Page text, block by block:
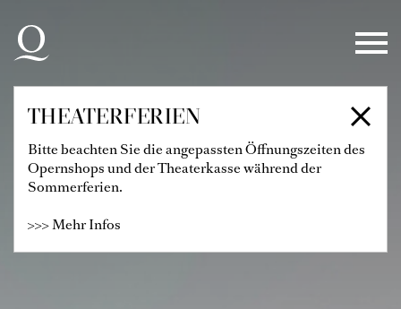
Zur Hauptnavigation springen
Zum Hauptinhalt springen
Zum Footer springen
THEATERFERIEN
Bitte beachten Sie die angepassten Öffnungszeiten des
Opernshops und der Theaterkasse während der
Sommerferien.
>>> Mehr Infos